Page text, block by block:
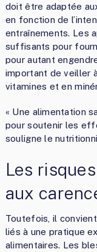
doit être adaptée
en fonction de
entraînements. Les
suffisants pour
pour autant
important de veiller
vitamines et en
« Une alimentation
pour soutenir les
souligne le
Les
aux
Toutefois, il
liés à une pratique
alimentaires. Les